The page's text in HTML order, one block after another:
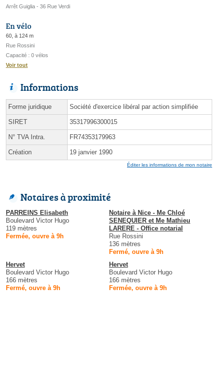
Arrêt Guiglia - 36 Rue Verdi
En vélo
60, à 124 m
Rue Rossini
Capacité : 0 vélos
Voir tout
Informations
Forme juridique Société d'exercice libéral par action simplifiée
SIRET 35317996300015
N° TVA Intra. FR74353179963
Création 19 janvier 1990
Éditer les informations de mon notaire
Notaires à proximité
PARREINS Elisabeth
Boulevard Victor Hugo
119 mètres
Fermée, ouvre à 9h
Notaire à Nice - Me Chloé
SENEQUIER et Me Mathieu
LARERE - Office notarial
Rue Rossini
136 mètres
Fermé, ouvre à 9h
Hervet
Boulevard Victor Hugo
166 mètres
Fermé, ouvre à 9h
Hervet
Boulevard Victor Hugo
166 mètres
Fermée, ouvre à 9h